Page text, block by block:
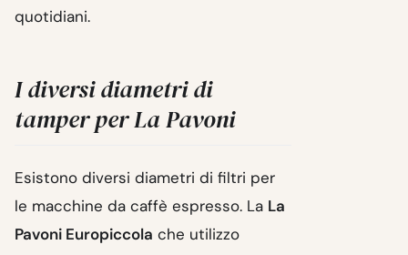
quotidiani.
I diversi diametri di
tamper per La Pavoni
Esistono diversi diametri di filtri per
le macchine da caffè espresso. La La
Pavoni Europiccola che utilizzo